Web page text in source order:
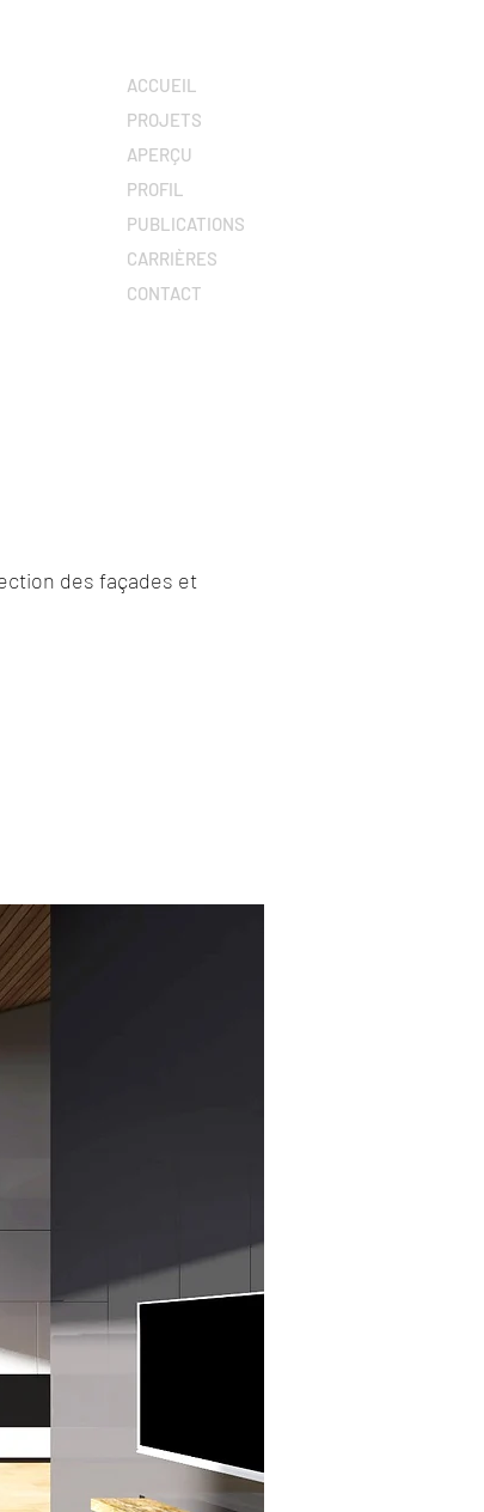
ACCUEIL
PROJETS
APERÇU
PROFIL
PUBLICATIONS
CARRIÈRES
CONTACT
des façades et